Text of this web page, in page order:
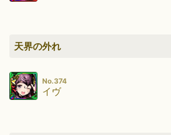
天界の外れ
No.374
イヴ